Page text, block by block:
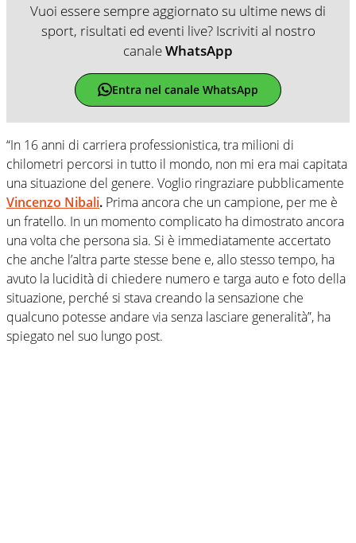
Vuoi essere sempre aggiornato su ultime news di
sport, risultati ed eventi live? Iscriviti al nostro
canaleWhatsApp
Entra nel canale WhatsApp
“In 16 anni di carriera professionistica, tra milioni di
chilometri percorsi in tutto il mondo, non mi era mai capitata
una situazione del genere. Voglio ringraziare pubblicamente
Vincenzo Nibali. Prima ancora che un campione, per me è
un fratello. In un momento complicato ha dimostrato ancora
una volta che persona sia. Si è immediatamente accertato
che anche l’altra parte stesse bene e, allo stesso tempo, ha
avuto la lucidità di chiedere numero e targa auto e foto della
situazione, perché si stava creando la sensazione che
qualcuno potesse andare via senza lasciare generalità”, ha
spiegato nel suo lungo post.